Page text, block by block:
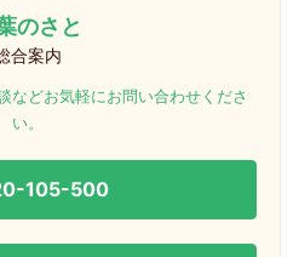
のさと
合案内
などお気軽にお問い合わせくださ
い。
105-500